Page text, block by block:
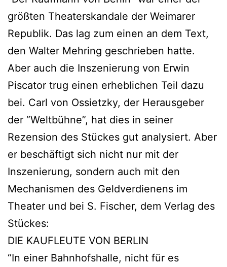
größten Theaterskandale der Weimarer
Republik. Das lag zum einen an dem Text,
den Walter Mehring geschrieben hatte.
Aber auch die Inszenierung von Erwin
Piscator trug einen erheblichen Teil dazu
bei. Carl von Ossietzky, der Herausgeber
der “Weltbühne”, hat dies in seiner
Rezension des Stückes gut analysiert. Aber
er beschäftigt sich nicht nur mit der
Inszenierung, sondern auch mit den
Mechanismen des Geldverdienens im
Theater und bei S. Fischer, dem Verlag des
Stückes:
DIE KAUFLEUTE VON BERLIN
“In einer Bahnhofshalle, nicht für es